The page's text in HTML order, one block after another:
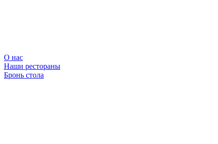
О нас
Наши рестораны
Бронь стола